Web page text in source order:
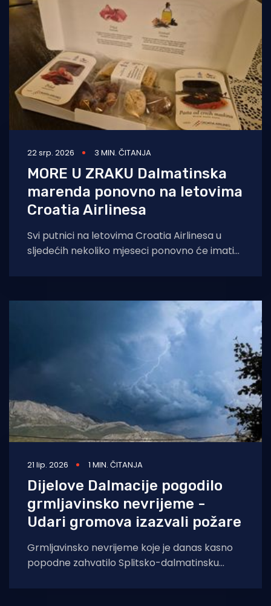
22 srp. 2026 3 MIN. ČITANJA
MORE U ZRAKU Dalmatinska
marenda ponovno na letovima
Croatia Airlinesa
Svi putnici na letovima Croatia Airlinesa u
sljedećih nekoliko mjeseci ponovno će imati
sklopu
21 lip. 2026 1 MIN. ČITANJA
Dijelove Dalmacije pogodilo
grmljavinsko nevrijeme -
Udari gromova izazvali požare
Grmljavinsko nevrijeme koje je danas kasno
popodne zahvatilo Splitsko-dalmatinsku
Vrgorca, u Tugarama,